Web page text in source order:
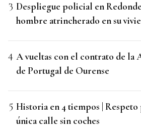
Despliegue policial en
hombre atrincherado en su
A vueltas con el contrato de la
de Portugal de Ourense
Historia en 4 tiempos | Respeto
única calle sin coches